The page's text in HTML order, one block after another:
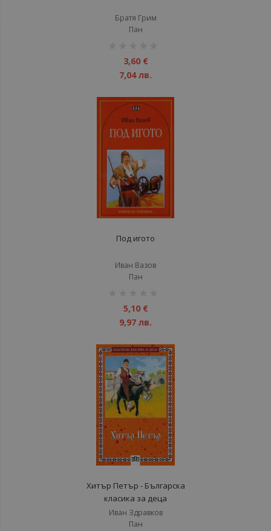
Братя Грим
Пан
3,60 €
7,04 лв.
Под игото
Иван Вазов
Пан
5,10 €
9,97 лв.
Хитър Петър - Българска
класика за деца
Иван Здравков
Пан